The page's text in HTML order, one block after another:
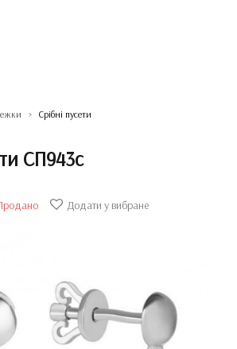
Срібні пусети
СП943с
Додати у вибране